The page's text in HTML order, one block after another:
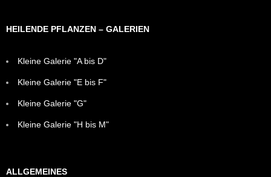
HEILENDE PFLANZEN – GALERIEN
Kleine Galerie "A bis D"
Kleine Galerie "E bis F"
Kleine Galerie "G"
Kleine Galerie "H bis M"
ALLGEMEINES